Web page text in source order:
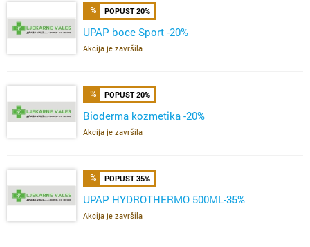
POPUST 20%
UPAP boce Sport -20%
Akcija je završila
POPUST 20%
Bioderma kozmetika -20%
Akcija je završila
POPUST 35%
UPAP HYDROTHERMO 500ML-35%
Akcija je završila